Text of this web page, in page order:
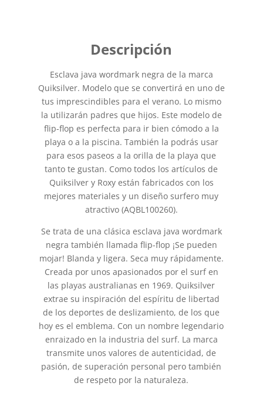
Esclava java wordmark negra de la marca
Quiksilver. Modelo que se convertirá en uno de
tus imprescindibles para el verano. Lo mismo
la utilizarán padres que hijos. Este modelo de
flip-flop es perfecta para ir bien cómodo a la
playa o a la piscina. También la podrás usar
para esos paseos a la orilla de la playa que
tanto te gustan. Como todos los artículos de
Quiksilver y Roxy están fabricados con los
mejores materiales y un diseño surfero muy
atractivo (AQBL100260).
Se trata de una clásica esclava java wordmark
negra también llamada flip-flop ¡Se pueden
mojar! Blanda y ligera. Seca muy rápidamente.
Creada por unos apasionados por el surf en
las playas australianas en 1969. Quiksilver
extrae su inspiración del espíritu de libertad
de los deportes de deslizamiento, de los que
hoy es el emblema. Con un nombre legendario
enraizado en la industria del surf. La marca
transmite unos valores de autenticidad, de
pasión, de superación personal pero también
de respeto por la naturaleza.